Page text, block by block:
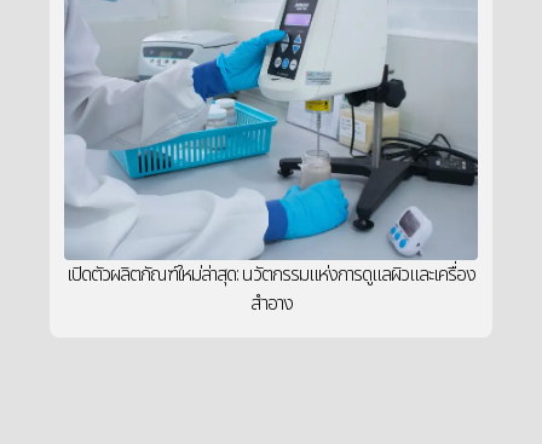
เปิดตัวผลิตภัณฑ์ใหม่ล่าสุด: นวัตกรรมแห่งการดูแลผิวและเครื่อง
สำอาง